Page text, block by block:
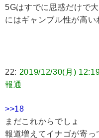
5Gはすでに思惑だけで
にはギャンブル性が高い
22: 2019/12/30(月)
報通
>>18
まだこれからでしょ
報道増えてイナゴが寄っ